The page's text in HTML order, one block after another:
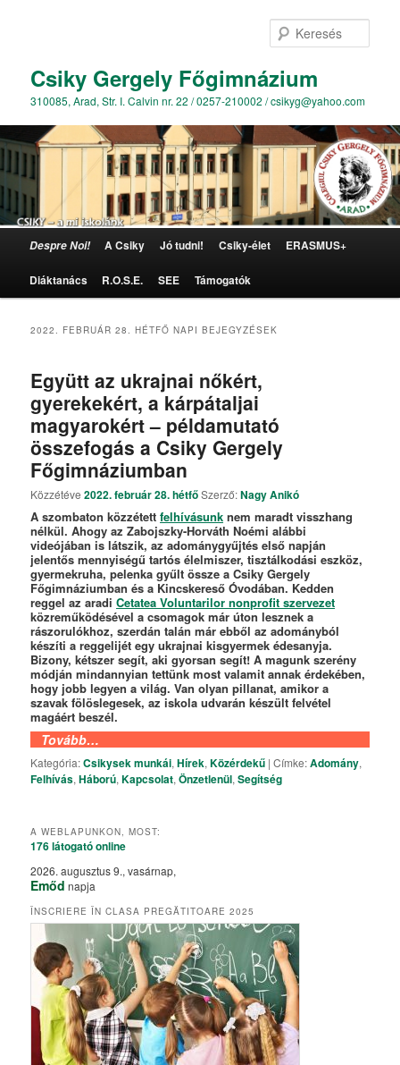
Csiky Gergely Főgimnázium
310085, Arad, Str. I. Calvin nr. 22 / 0257-210002 / csikyg@yahoo.com
Tovább az elsődleges tartalomra
Tovább a másodlagos tartalomra
Despre Noi! A Csiky Jó tudni! Csiky-élet ERASMUS+
Diáktanács R.O.S.E. SEE Támogatók
2022. FEBRUÁR 28. HÉTFŐ NAPI BEJEGYZÉSEK
Együtt az ukrajnai nőkért,
gyerekekért, a kárpátaljai
magyarokért – példamutató
összefogás a Csiky Gergely
Főgimnáziumban
Közzétéve2022. február 28. hétfőSzerző:Nagy Anikó
A szombaton közzétettfelhívásunk nem maradt visszhang
nélkül. Ahogy az Zabojszky-Horváth Noémi alábbi
videójában is látszik, az adománygyűjtés első napján
jelentős mennyiségű tartós élelmiszer, tisztálkodási eszköz,
gyermekruha, pelenka gyűlt össze a Csiky Gergely
Főgimnáziumban és a Kincskereső Óvodában. Kedden
reggel az aradiCetatea Voluntarilor nonprofit szervezet
közreműködésével a csomagok már úton lesznek a
rászorulókhoz, szerdán talán már ebből az adományból
készíti a reggelijét egy ukrajnai kisgyermek édesanyja.
Bizony, kétszer segít, aki gyorsan segít! A magunk szerény
módján mindannyian tettünk most valamit annak érdekében,
hogy jobb legyen a világ. Van olyan pillanat, amikor a
szavak fölöslegesek, az iskola udvarán készült felvétel
magáért beszél.
Tovább…
Kategória:Csikysek munkái,Hírek,Közérdekű |Címke:Adomány,
Felhívás,Háború,Kapcsolat,Önzetlenül,Segítség
A WEBLAPUNKON, MOST:
176 látogatóonline
2026. augusztus 9., vasárnap,
Emőd napja
ÎNSCRIERE ÎN CLASA PREGĂTITOARE 2025